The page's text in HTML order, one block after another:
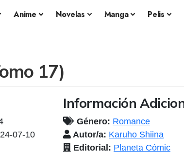
Anime Novelas Manga Pelis
17)
07-10
Información
Género: Romance
Autor/a: Karuho Shiina
Editorial: Planeta Cómic